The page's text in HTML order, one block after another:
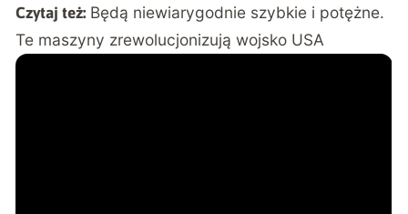
Czytaj też: Będą niewiarygodnie szybkie i potężne.
Te maszyny zrewolucjonizują wojsko USA